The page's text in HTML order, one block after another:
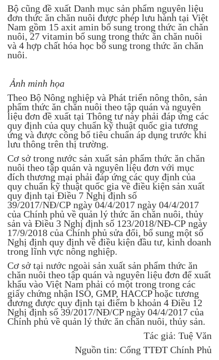
Bộ cũng đề xuất Danh mục sản phẩm nguyên liệu
đơn thức ăn chăn nuôi được phép lưu hành tại Việt
Nam gồm 15 axit amin bổ sung trong thức ăn chăn
nuôi, 27 vitamin bổ sung trong thức ăn chăn nuôi
và 4 hợp chất hóa học bổ sung trong thức ăn chăn
nuôi.
Ảnh minh họa
Theo Bộ Nông nghiệp và Phát triển nông thôn, sản
phẩm thức ăn chăn nuôi theo tập quán và nguyên
liệu đơn đề xuất tại Thông tư này phải đáp ứng các
quy định của quy chuẩn kỹ thuật quốc gia tương
ứng và được công bố tiêu chuẩn áp dụng trước khi
lưu thông trên thị trường.
Cơ sở trong nước sản xuất sản phẩm thức ăn chăn
nuôi theo tập quán và nguyên liệu đơn với mục
đích thương mại phải đáp ứng các quy định của
quy chuẩn kỹ thuật quốc gia về điều kiện sản xuất
quy định tại Điều 7 Nghị định số
39/2017/NĐ/CP ngày 04/4/2017 ngày 04/4/2017
của Chính phủ về quản lý thức ăn chăn nuôi, thủy
sản và Điều 3 Nghị định số 123/2018/NĐ-CP ngày
17/9/2018 của Chính phủ sửa đổi, bổ sung một số
Nghị định quy định về điều kiện đầu tư, kinh doanh
trong lĩnh vực nông nghiệp.
Cơ sở tại nước ngoài sản xuất sản phẩm thức ăn
chăn nuôi theo tập quán và nguyên liệu đơn để xuất
khẩu vào Việt Nam phải có một trong trong các
giấy chứng nhận ISO, GMP, HACCP hoặc tương
đương được quy định tại điểm b khoản 4 Điều 12
Nghị định số 39/2017/NĐ/CP ngày 04/4/2017 của
Chính phủ về quản lý thức ăn chăn nuôi, thủy sản.
Tác giả: Tuệ Văn
Nguồn tin: Cổng TTĐT Chính Phủ